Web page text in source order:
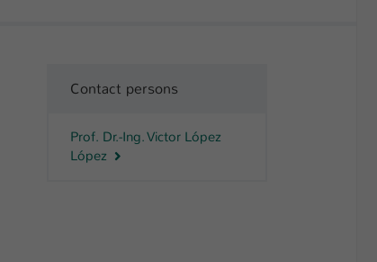
Contact persons
Prof. Dr.-Ing. Victor López
López